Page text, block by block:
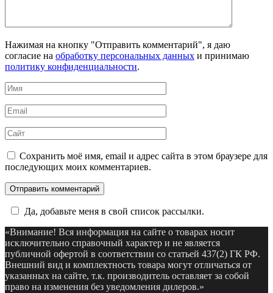
Нажимая на кнопку "Отправить комментарий", я даю
согласие на обработку персональных данных и принимаю
политику конфиденциальности.
Имя
*
Email
*
Сайт
Сохранить моё имя, email и адрес сайта в этом браузере для
последующих моих комментариев.
Да, добавьте меня в свой список рассылки.
«Внимание! Вся информация на сайте о товарах носит
исключительно справочный характер и не является
публичной офертой в соответствии со статьей 437(2) ГК РФ.
Внешний вид и комплектность товара могут отличаться от
указанных на сайте, т.к. производитель оставляет за собой
право на изменения без уведомления дилеров.»